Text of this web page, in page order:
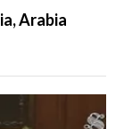
Arabia